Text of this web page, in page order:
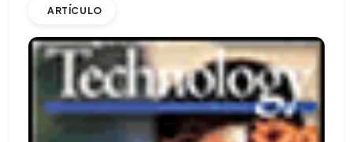
ARTÍCULO